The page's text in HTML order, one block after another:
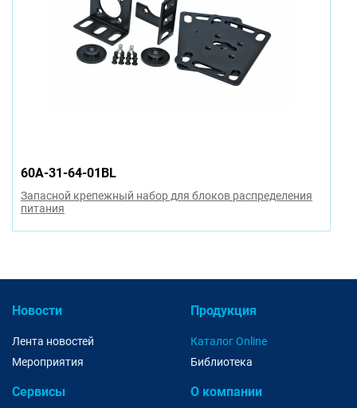
60A-31-64-01BL
Запасной крепежный набор для блоков распределения
питания
Новости
Лента новостей
Мероприятия
Продукция
Каталог Online
Библиотека
Сервисы О компании